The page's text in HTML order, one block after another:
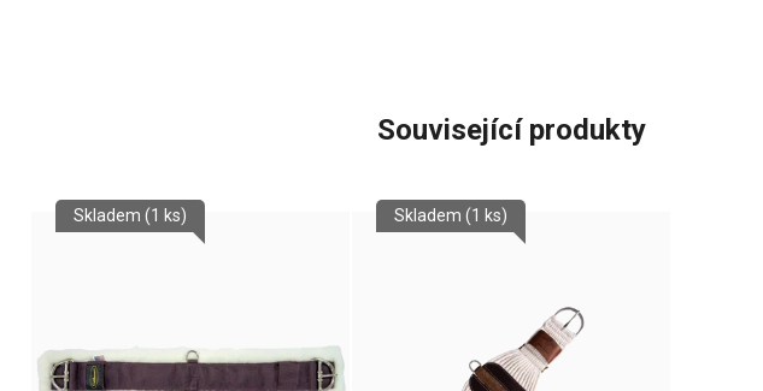
Související produkty
Skladem (1 ks) Skladem (1 ks)